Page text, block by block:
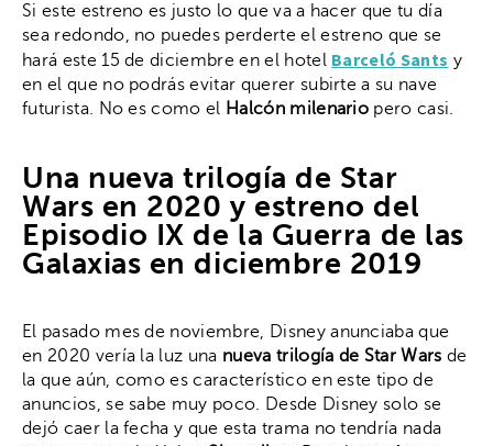
Si este estreno es justo lo que va a hacer que tu día
sea redondo, no puedes perderte el estreno que se
hará este 15 de diciembre en el hotel Barceló Sants y
en el que no podrás evitar querer subirte a su nave
futurista. No es como el Halcón milenario pero casi.
Una nueva trilogía de Star
Wars en 2020 y estreno del
Episodio IX de la Guerra de las
Galaxias en diciembre 2019
El pasado mes de noviembre, Disney anunciaba que
en 2020 vería la luz una nueva trilogía de Star Wars de
la que aún, como es característico en este tipo de
anuncios, se sabe muy poco. Desde Disney solo se
dejó caer la fecha y que esta trama no tendría nada